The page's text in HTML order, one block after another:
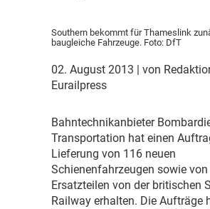
Southern bekommt für Thameslink
baugleiche Fahrzeuge. Foto: DfT
02. August 2013
| von
Eurailpress
Bahntechnikanbieter
Transportation hat einen
Lieferung von 116 neuen
Schienenfahrzeugen sowie von
Ersatzteilen von der britischen
Railway erhalten. Die Aufträge